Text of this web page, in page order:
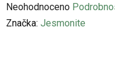
Průměrné
hodnocení
Neohodnoceno
Značka: Jesmonite